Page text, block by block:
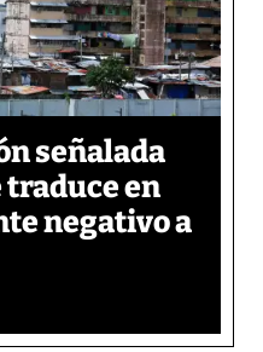
señalada
traduce en
negativo a